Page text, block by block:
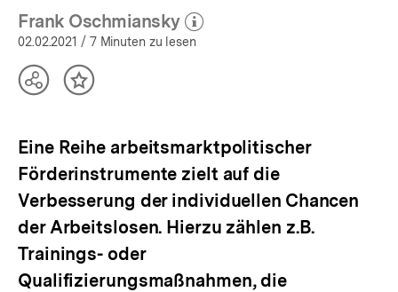
Frank Oschmiansky
(Mehr zum Autor)
öffnen
02.02.2021 / 7 Minuten zu lesen
TeilenInhalt
Eine Reihe arbeitsmarktpolitischer
Förderinstrumente zielt auf die
Verbesserung der individuellen Chancen
der Arbeitslosen. Hierzu zählen z.B.
Trainings- oder
Qualifizierungsmaßnahmen, die